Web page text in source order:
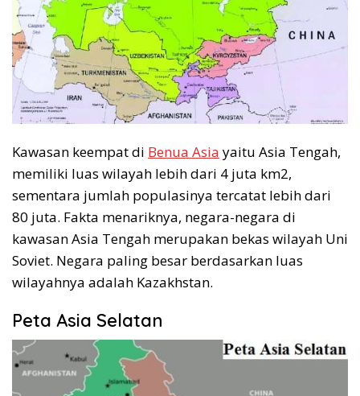
Kawasan keempat di Benua Asia yaitu Asia Tengah,
memiliki luas wilayah lebih dari 4 juta km2,
sementara jumlah populasinya tercatat lebih dari
80 juta. Fakta menariknya, negara-negara di
kawasan Asia Tengah merupakan bekas wilayah Uni
Soviet. Negara paling besar berdasarkan luas
wilayahnya adalah Kazakhstan.
Peta Asia Selatan